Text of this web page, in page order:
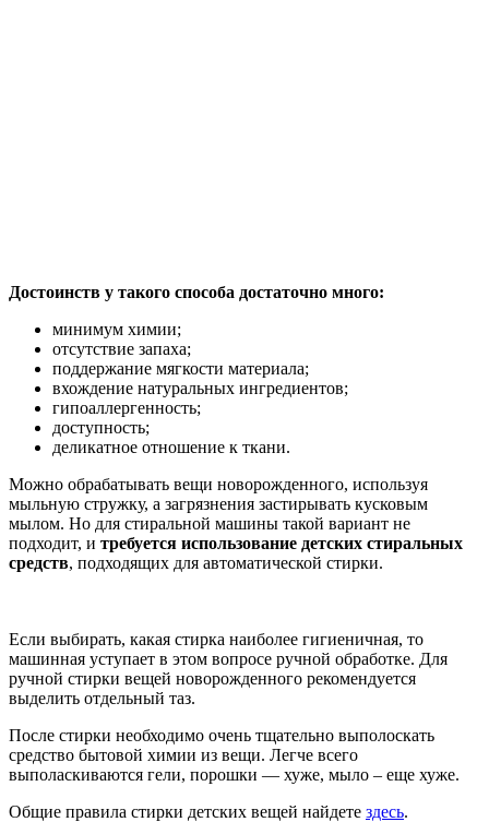
Достоинств у такого способа достаточно много:
минимум химии;
отсутствие запаха;
поддержание мягкости материала;
вхождение натуральных ингредиентов;
гипоаллергенность;
доступность;
деликатное отношение к ткани.
Можно обрабатывать вещи новорожденного, используя
мыльную стружку, а загрязнения застирывать кусковым
мылом. Но для стиральной машины такой вариант не
подходит, и требуется использование детских стиральных
средств, подходящих для автоматической стирки.
Если выбирать, какая стирка наиболее гигиеничная, то
машинная уступает в этом вопросе ручной обработке. Для
ручной стирки вещей новорожденного рекомендуется
выделить отдельный таз.
После стирки необходимо очень тщательно выполоскать
средство бытовой химии из вещи. Легче всего
выполаскиваются гели, порошки — хуже, мыло – еще хуже.
Общие правила стирки детских вещей найдете здесь.